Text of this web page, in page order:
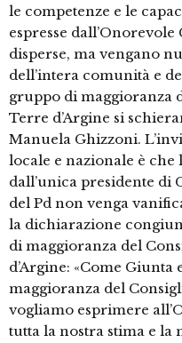
le competenze e le
espresse
disperse, ma vengano
dell’intera comunità e
gruppo di maggioranza
Terre d’Argine si
Manuela Ghizzoni.
locale e nazionale è che
dall’unica presidente di
del Pd non venga
la dichiarazione
di maggioranza del
d’Argine: «Come
maggioranza del
vogliamo esprimere
tutta la nostra stima e la